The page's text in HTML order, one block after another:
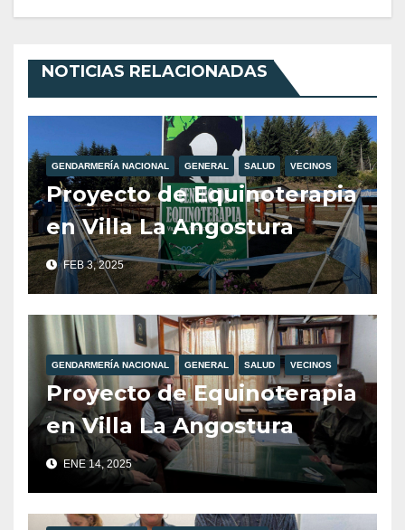
NOTICIAS RELACIONADAS
GENDARMERÍA NACIONAL GENERAL SALUD VECINOS
Proyecto de Equinoterapia
en Villa La Angostura
FEB 3, 2025
GENDARMERÍA NACIONAL GENERAL SALUD VECINOS
Proyecto de Equinoterapia
en Villa La Angostura
ENE 14, 2025